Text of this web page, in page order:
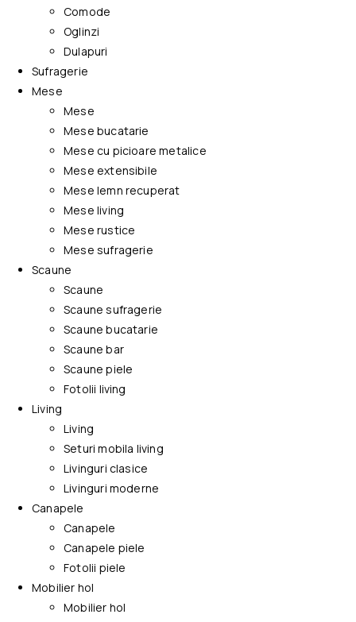
Comode
Oglinzi
Dulapuri
Sufragerie
Mese
Mese
Mese bucatarie
Mese cu picioare metalice
Mese extensibile
Mese lemn recuperat
Mese living
Mese rustice
Mese sufragerie
Scaune
Scaune
Scaune sufragerie
Scaune bucatarie
Scaune bar
Scaune piele
Fotolii living
Living
Living
Seturi mobila living
Livinguri clasice
Livinguri moderne
Canapele
Canapele
Canapele piele
Fotolii piele
Mobilier hol
Mobilier hol